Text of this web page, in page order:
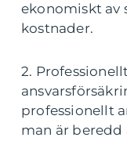
ekonomiskt av
kostnader.
2.
professionellt
man är beredd